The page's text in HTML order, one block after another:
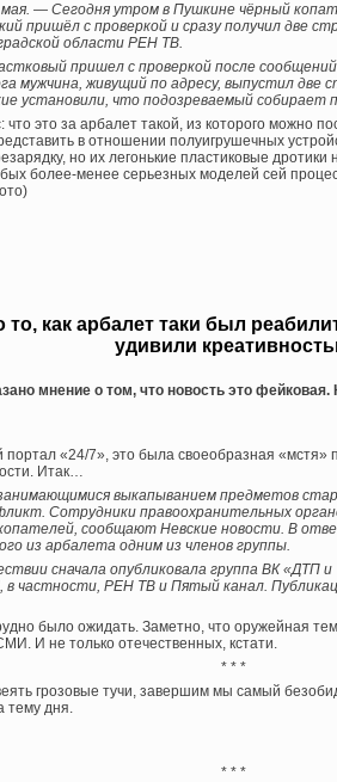
— Сегодня утром в Пушкине чёрный
пришёл с проверкой и сразу получил две
области РЕН ТВ.
пришел с проверкой после
мужчина, живущий по адресу, выпустил
установили, что подозреваемый
что это за арбалет такой, из которого можно
в отношении полуигрушечных
но их легонькие пластиковые дротики
более-менее серьезных моделей сей
то, как арбалет таки был
удивили
мнение о том, что новость это фейковая.
портал «24/7», это была своеобразная «мстя»
Итак…
выкапыванием предметов
Сотрудники правоохранительных
сообщают Невские новости. В
из арбалета одним из членов группы.
сначала опубликовала группа ВК «ДТП
частности, РЕН ТВ и Пятый канал.
было ожидать. Заметно, что оружейная
И не только отечественных, кстати.
* * *
грозовые тучи, завершим мы самый
тему дня.
* * *